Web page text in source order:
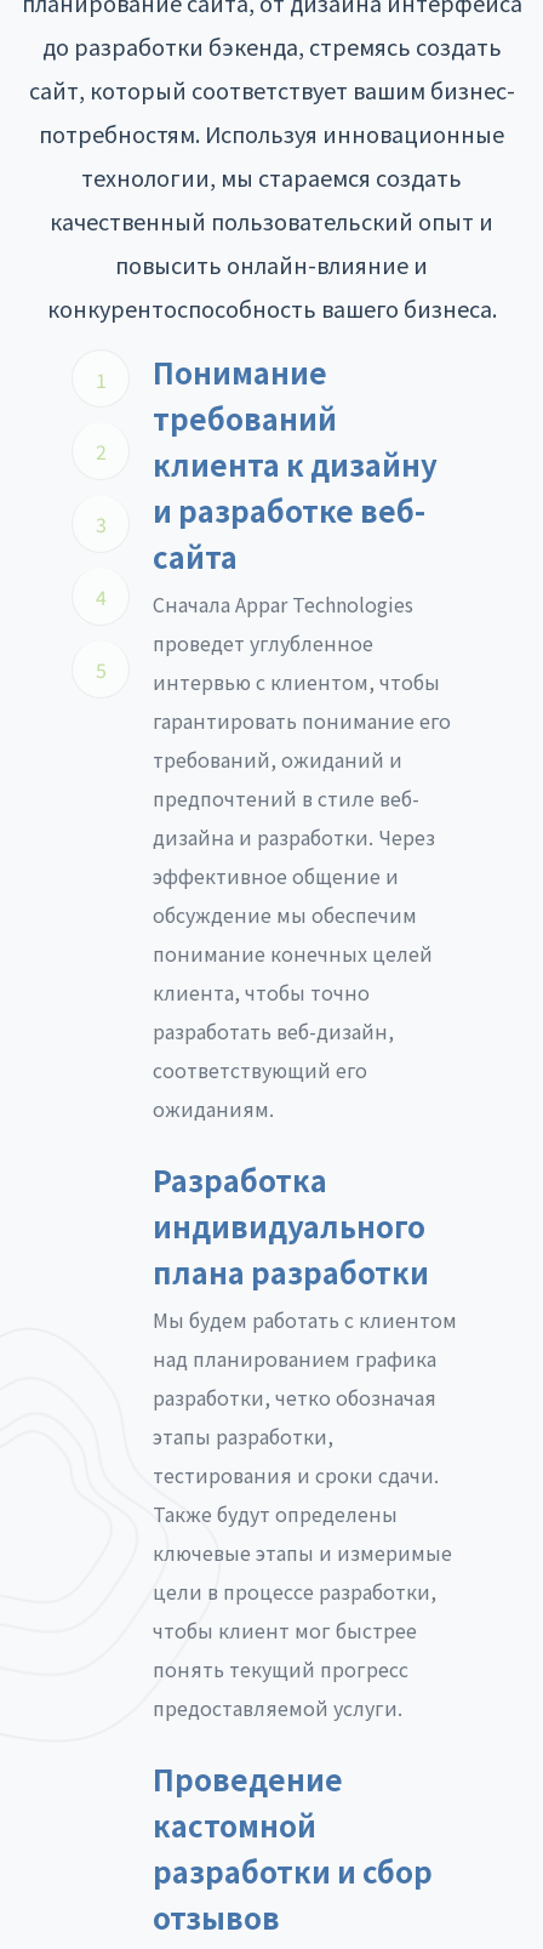
до разработки бэкенда, стремясь создать
сайт, который соответствует вашим бизнес-
потребностям. Используя инновационные
технологии, мы стараемся создать
качественный пользовательский опыт и
повысить онлайн-влияние и
конкурентоспособность вашего бизнеса.
1
2
3
4
5
Понимание
требований
клиента к дизайну
и разработке веб-
сайта
Сначала Appar Technologies
проведет углубленное
интервью с клиентом, чтобы
гарантировать понимание его
требований, ожиданий и
предпочтений в стиле веб-
дизайна и разработки. Через
эффективное общение и
обсуждение мы обеспечим
понимание конечных целей
клиента, чтобы точно
разработать веб-дизайн,
соответствующий его
ожиданиям.
Разработка
индивидуального
плана разработки
Мы будем работать с клиентом
над планированием графика
разработки, четко обозначая
этапы разработки,
тестирования и сроки сдачи.
Также будут определены
ключевые этапы и измеримые
цели в процессе разработки,
чтобы клиент мог быстрее
понять текущий прогресс
предоставляемой услуги.
Проведение
кастомной
разработки и сбор
отзывов